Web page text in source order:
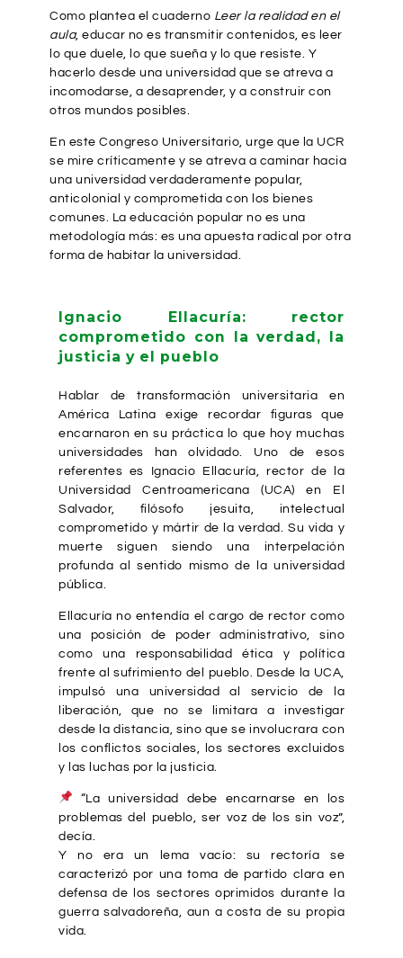
Como plantea el cuaderno Leer la realidad en el
aula, educar no es transmitir contenidos, es leer
lo que duele, lo que sueña y lo que resiste. Y
hacerlo desde una universidad que se atreva a
incomodarse, a desaprender, y a construir con
otros mundos posibles.
En este Congreso Universitario, urge que la UCR
se mire críticamente y se atreva a caminar hacia
una universidad verdaderamente popular,
anticolonial y comprometida con los bienes
comunes. La educación popular no es una
metodología más: es una apuesta radical por otra
forma de habitar la universidad.
Ignacio Ellacuría: rector
comprometido con la verdad, la
justicia y el pueblo
Hablar de transformación universitaria en
América Latina exige recordar figuras que
encarnaron en su práctica lo que hoy muchas
universidades han olvidado. Uno de esos
referentes es Ignacio Ellacuría, rector de la
Universidad Centroamericana (UCA) en El
Salvador, filósofo jesuita, intelectual
comprometido y mártir de la verdad. Su vida y
muerte siguen siendo una interpelación
profunda al sentido mismo de la universidad
pública.
Ellacuría no entendía el cargo de rector como
una posición de poder administrativo, sino
como una responsabilidad ética y política
frente al sufrimiento del pueblo. Desde la UCA,
impulsó una universidad al servicio de la
liberación, que no se limitara a investigar
desde la distancia, sino que se involucrara con
los conflictos sociales, los sectores excluidos
y las luchas por la justicia.
“La universidad debe encarnarse en los
problemas del pueblo, ser voz de los sin voz”,
decía.
Y no era un lema vacío: su rectoría se
caracterizó por una toma de partido clara en
defensa de los sectores oprimidos durante la
guerra salvadoreña, aun a costa de su propia
vida.